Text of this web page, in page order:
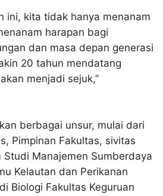
ini, kita tidak hanya menanam
harapan bagi
dan masa depan generasi
20 tahun mendatang
menjadi sejuk,”
berbagai unsur, mulai dari
Pimpinan Fakultas, sivitas
Studi Manajemen Sumberdaya
Kelautan dan Perikanan
Biologi Fakultas Keguruan